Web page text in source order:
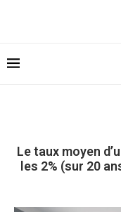
Le taux moyen
les 2% (sur 20